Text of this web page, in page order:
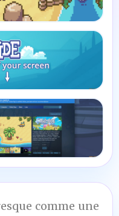
comme une